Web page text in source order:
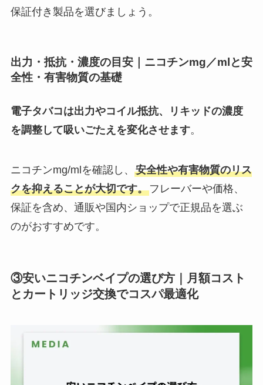
保証付き製品を選びましょう。
出力・抵抗・濃度の目安｜ニコチンmg／mlと安
全性・有害物質の基礎
電子タバコは出力やコイル抵抗、リキッドの濃度
を調整して吸いごたえを変化させます。
ニコチンmg/mlを確認し、 安全性や有害物質のリス
クを抑えることが大切です。フレーバーや価格、
保証を含め、通販や国内ショップで正規品を選ぶ
のがおすすめです。
③安いニコチンベイプの選び方｜月額コスト
とカートリッジ交換でコスパ最適化